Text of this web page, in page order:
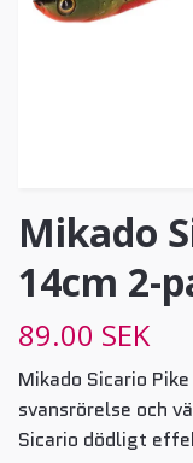
Mikado
14cm 2-
89.00 SEK
Mikado Sicario
svansrörelse och
Sicario dödligt